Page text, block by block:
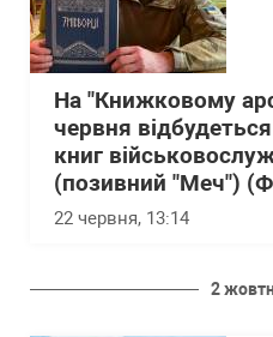
На "Книжковому
червня
книг
(позивний "Меч")
22 червня, 13:14
2